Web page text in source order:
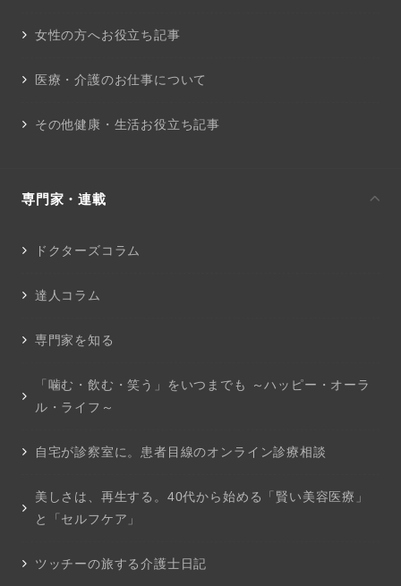
女性の方へお役立ち記事
医療・介護のお仕事について
その他健康・生活お役立ち記事
専門家・連載
ドクターズコラム
達人コラム
専門家を知る
「噛む・飲む・笑う」をいつまでも ～ハッピー・オーラ
ル・ライフ～
自宅が診察室に。患者目線のオンライン診療相談
美しさは、再生する。40代から始める「賢い美容医療」
と「セルフケア」
ツッチーの旅する介護士日記